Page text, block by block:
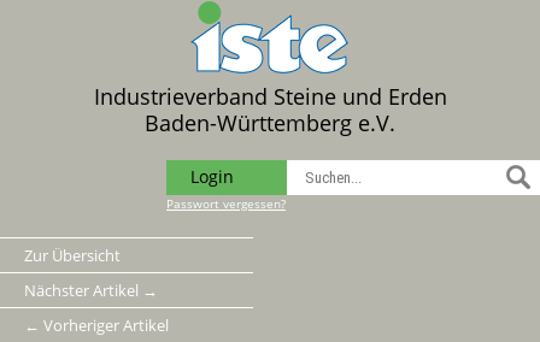
Industrieverband Steine und Erden
Baden-Württemberg e.V.
Login
Passwort vergessen?
Zur Übersicht
Nächster Artikel →
← Vorheriger Artikel